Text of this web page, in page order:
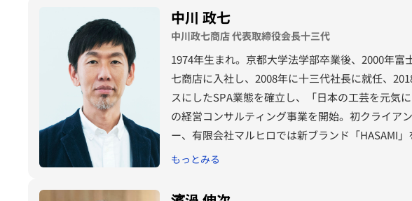
中川 政七
中川政七商店 代表取締役会長十三代
1974年生まれ。京都大学法学部卒業後、2000年
七商店に入社し、2008年に十三代社長に就任、
スにしたSPA業態を確立し、「日本の工芸を元気
の経営コンサルティング事業を開始。初クライア
ー、有限会社マルヒロでは新ブランド「HASAMI
良の地に数多くのスモールビジネスを生み出し、
もっとみる